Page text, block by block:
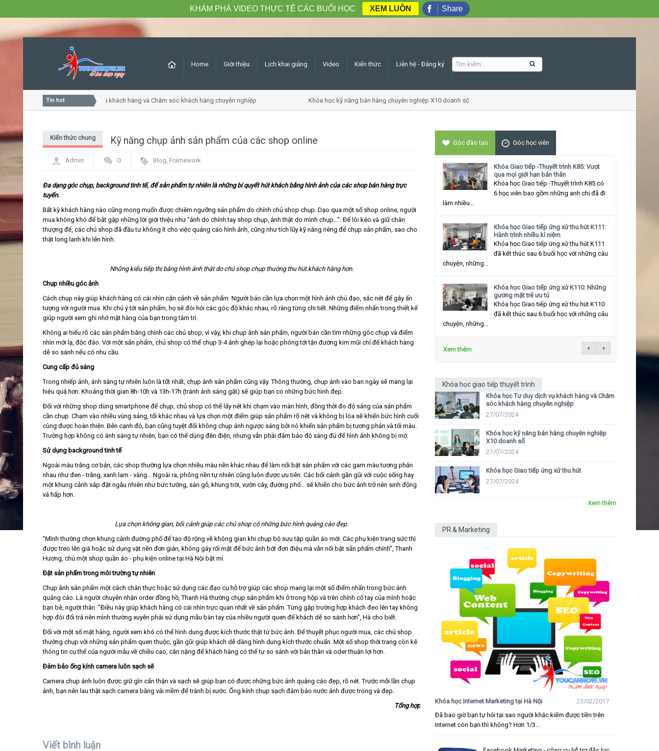
Home Giới thiệu Lịch khai giảng Video Kiến thức Liên hệ - Đăng ký
Tin hot
Khóa học Tư duy dịch vụ khách hàng và Chăm sóc khách hàng chuyên nghiệp Khóa học kỹ năng bán hàng chuyên nghiệp X10 doanh số
Kỹ năng chụp ảnh sản phẩm của các shop online
Kiến thức chung
Admin 0 Blog, Framework
Đa dạng góc chụp, background tinh tế, để sản phẩm tự nhiên là những bí quyết hút khách bằng hình ảnh của các shop bán hàng trực
tuyến.
Bất kỳ khách hàng nào cũng mong muốn được chiêm ngưỡng sản phẩm do chính chủ shop chụp. Dạo qua một số shop online, người
mua không khó để bắt gặp những lời giới thiệu như "ảnh do chính tay shop chụp, ảnh thật do mình chụp…". Để lôi kéo và giữ chân
thượng đế, các chủ shop đã đầu tư không ít cho việc quảng cáo hình ảnh, cũng như tích lũy kỹ năng riêng để chụp sản phẩm, sao cho
thật long lanh khi lên hình.
Những kiểu tiếp thị bằng hình ảnh thật do chủ shop chụp thường thu hút khách hàng hơn.
Chụp nhiều góc ảnh
Cách chụp này giúp khách hàng có cái nhìn cận cảnh về sản phẩm. Người bán cần lựa chọn một hình ảnh chủ đạo, sắc nét để gây ấn
tượng với người mua. Khi chú ý tới sản phẩm, họ sẽ đòi hỏi các góc độ khác nhau, rõ ràng từng chi tiết. Những điểm nhấn trong thiết kế
giúp người xem ghi nhớ mặt hàng của bạn trong tâm trí.
Không ai hiểu rõ các sản phẩm bằng chính các chủ shop, vì vậy, khi chụp ảnh sản phẩm, người bán cần tìm những góc chụp và điểm
nhìn mới lạ, độc đáo. Với một sản phẩm, chủ shop có thể chụp 3-4 ảnh ghép lại hoặc phóng tới tận đường kim mũi chỉ để khách hàng
dễ so sánh nếu có nhu cầu.
Cung cấp đủ sáng
Trong nhiếp ảnh, ánh sáng tự nhiên luôn là tốt nhất, chụp ảnh sản phẩm cũng vậy. Thông thường, chụp ảnh vào ban ngày sẽ mang lại
hiệu quả hơn. Khoảng thời gian 8h-10h và 13h-17h (tránh ánh sáng gắt) sẽ giúp bạn có những bức hình đẹp.
Đối với những shop dùng smartphone để chụp, chủ shop có thể lấy nét khi chạm vào màn hình, đồng thời đo độ sáng của sản phẩm
cần chụp. Chạm vào nhiều vùng sáng, tối khác nhau và lựa chọn một điểm giúp sản phẩm rõ nét và không bị lóa sẽ khiến bức hình cuối
cùng được hoàn thiện. Bên cạnh đó, bạn cũng tuyệt đối không chụp ảnh ngược sáng bởi nó khiến sản phẩm bị tương phản và tối màu.
Trường hợp không có ánh sáng tự nhiên, bạn có thể dùng đèn điện, nhưng vẫn phải đảm bảo độ sáng đủ để hình ảnh không bị mờ.
Sử dụng background tinh tế
Ngoài màu trắng cơ bản, các shop thường lựa chọn nhiều màu nền khác nhau để làm nổi bật sản phẩm với các gam màu tương phản
nhau như đen - trắng, xanh lam - vàng… Ngoài ra, phông nền tự nhiên cũng luôn được ưu tiên. Các bối cảnh gần gũi với cuộc sống hay
một khung cảnh sắp đặt ngẫu nhiên như bức tường, sàn gỗ, khung trời, vườn cây, đường phố… sẽ khiến cho bức ảnh trở nên sinh động
và hấp hơn.
Lựa chọn không gian, bối cảnh giúp các chủ shop có những bức hình quảng cáo đẹp.
"Mình thường chọn khung cảnh đường phố để tạo độ rộng về không gian khi chụp bộ sưu tập quần áo mới. Các phụ kiện trang sức thì
được treo lên giá hoặc sử dụng vật nền đơn giản, không gây rối mặt để bức ảnh bớt đơn điệu mà vẫn nổi bật sản phẩm chính", Thanh
Hương, chủ một shop quần áo - phụ kiện online tại Hà Nội bật mí.
Đặt sản phẩm trong môi trường tự nhiên
Chụp ảnh sản phẩm một cách chân thực hoặc sử dụng các đạo cụ hỗ trợ giúp các shop mang lại một số điểm nhấn trong bức ảnh
quảng cáo. Là người chuyên nhận order đồng hồ, Thanh Hà thường chụp sản phẩm khi ở trong hộp và trên chính cổ tay của mình hoặc
bạn bè, người thân. "Điều này giúp khách hàng có cái nhìn trực quan nhất về sản phẩm. Từng gặp trường hợp khách đeo lên tay không
hợp đòi đổi trả nên mình thường xuyên phải sử dụng mẫu bàn tay của nhiều người quen để khách dễ so sánh hơn", Hà cho biết.
Đối với một số mặt hàng, người xem khó có thể hình dung được kích thước thật từ bức ảnh. Để thuyết phục người mua, các chủ shop
thường chụp với những sản phẩm quen thuộc, gần gũi giúp khách dễ dàng hình dung kích thước chuẩn. Một số shop thời trang còn kê
thông tin cụ thể của người mẫu về chiều cao, cân nặng để khách hàng có thể tự so sánh với bản thân và oder thuận lợi hơn.
Đảm bảo ống kính camera luôn sạch sẽ
Camera chụp ảnh luôn được giữ gìn cẩn thận và sạch sẽ giúp bạn có được những bức ảnh quảng cáo đẹp, rõ nét. Trước mỗi lần chụp
ảnh, bạn nên lau thật sạch camera bằng vải mềm để tránh bị xước. Ống kính chụp sạch đảm bảo nước ảnh được trong và đẹp.
Tổng hợp
Viết bình luận
Góc đào tạo Góc học viên
Khóa Giao tiếp -Thuyết trình K85: Vượt
qua mọi giới hạn bản thân
Khóa học Giao tiếp -Thuyết trình K85 có
6 học viên bao gồm những anh chị đã đi
làm nhiều...
Khóa học Giao tiếp ứng xử thu hút K111:
Hành trình nhiều kỉ niệm
Khóa học Giao tiếp ứng xử thu hút K111
đã kết thúc sau 6 buổi học với những câu
chuyện, những...
Khóa học Giao tiếp ứng xử K110: Những
gương mặt trẻ ưu tú
Khóa học Giao tiếp ứng xử thu hút K110
đã kết thúc sau 6 buổi học với những câu
chuyện, những...
Xem thêm
Khóa học giao tiếp thuyết trình
Khóa học Tư duy dịch vụ khách hàng và Chăm
sóc khách hàng chuyên nghiệp
27/07/2024
Khóa học kỹ năng bán hàng chuyên nghiệp
X10 doanh số
27/07/2024
Khóa học Giao tiếp ứng xử thu hút
27/07/2024
Xem thêm
PR & Marketing
Khóa học Internet Marketing tại Hà Nội
23/02/2017
Đã bao giờ bạn tự hỏi tại sao người khác kiếm được tiền trên
Internet còn bạn thì không? Hơn 1/3...
KHÁM PHÁ VIDEO THỰC TẾ CÁC BUỔI HỌC XEM LUÔN Share